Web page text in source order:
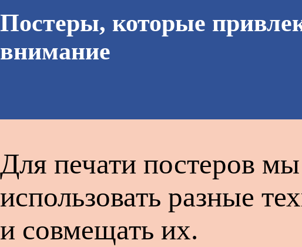
Постеры, которые
внимание
Для печати постеров
использовать разные
и совмещать их.